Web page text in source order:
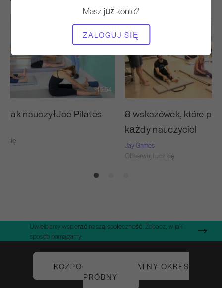
Masz już konto?
ZALOGUJ SIĘ
15:54
jak nauczył Joe Pilates
się
8 wskazówek, które
każdy nauczyciel
Jay Grimes
Obserwuj i ucz się
Uwielbiamy wspierać naszą społeczność. Zobacz, w jaki
sposób pomagamy.
ROZPOCZNIJ BEZPŁATNY OKRES
PRÓBNY